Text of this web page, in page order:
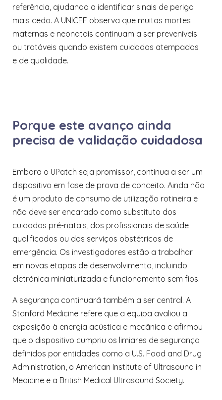
referência, ajudando a identificar sinais de perigo
mais cedo. A UNICEF observa que muitas mortes
maternas e neonatais continuam a ser preveníveis
ou tratáveis quando existem cuidados atempados
e de qualidade.
Porque este avanço ainda
precisa de validação cuidadosa
Embora o UPatch seja promissor, continua a ser um
dispositivo em fase de prova de conceito. Ainda não
é um produto de consumo de utilização rotineira e
não deve ser encarado como substituto dos
cuidados pré-natais, dos profissionais de saúde
qualificados ou dos serviços obstétricos de
emergência. Os investigadores estão a trabalhar
em novas etapas de desenvolvimento, incluindo
eletrónica miniaturizada e funcionamento sem fios.
A segurança continuará também a ser central. A
Stanford Medicine refere que a equipa avaliou a
exposição à energia acústica e mecânica e afirmou
que o dispositivo cumpriu os limiares de segurança
definidos por entidades como a U.S. Food and Drug
Administration, o American Institute of Ultrasound in
Medicine e a British Medical Ultrasound Society.